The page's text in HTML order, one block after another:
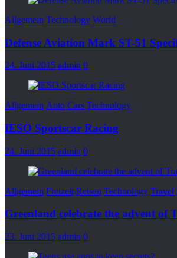
Allgemein Technology World
Defense Aviation Mark ST-51
24. Juni 2015 admin 0
Allgemein Auto Cars Technology
IESO Sportscar Racing
24. Juni 2015 admin 0
Allgemein Freizeit Reisen Technology Travel
Greenland celebrate the advent of
23. Juni 2015 admin 0